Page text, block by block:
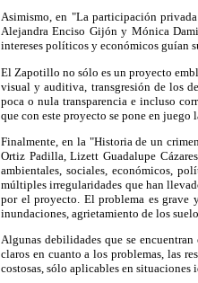
Asimismo, en "La participación
Alejandra Enciso Gijón y Mónica
intereses políticos y económicos guían
El Zapotillo no sólo es un proyecto
visual y auditiva, transgresión de los
poca o nula transparencia e incluso
que con este proyecto se pone en
Finalmente, en la "Historia de un
Ortiz Padilla, Lizett Guadalupe
ambientales, sociales, económicos,
múltiples irregularidades que han
por el proyecto. El problema es grave
inundaciones, agrietamiento de los
Algunas debilidades que se
claros en cuanto a los problemas, las
costosas, sólo aplicables en situaciones